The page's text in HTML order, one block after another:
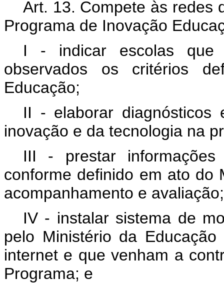
Art. 13. Compete às redes
Programa de Inovação
I - indicar escolas que
observados os critérios
Educação;
II - elaborar
inovação e da tecnologia na
III - prestar
conforme definido em ato do
acompanhamento e avaliação;
IV - instalar sistema de
pelo Ministério da
internet e que venham a
Programa; e